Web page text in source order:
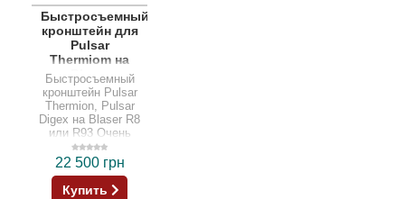
Быстросъемный
кронштейн для
Pulsar
Thermiom на
Blaser
Быстросъемный
кронштейн Pulsar
Thermion, Pulsar
Digex на Blaser R8
или R93 Очень
удачное решение
для владельцев…
22 500 грн
Купить